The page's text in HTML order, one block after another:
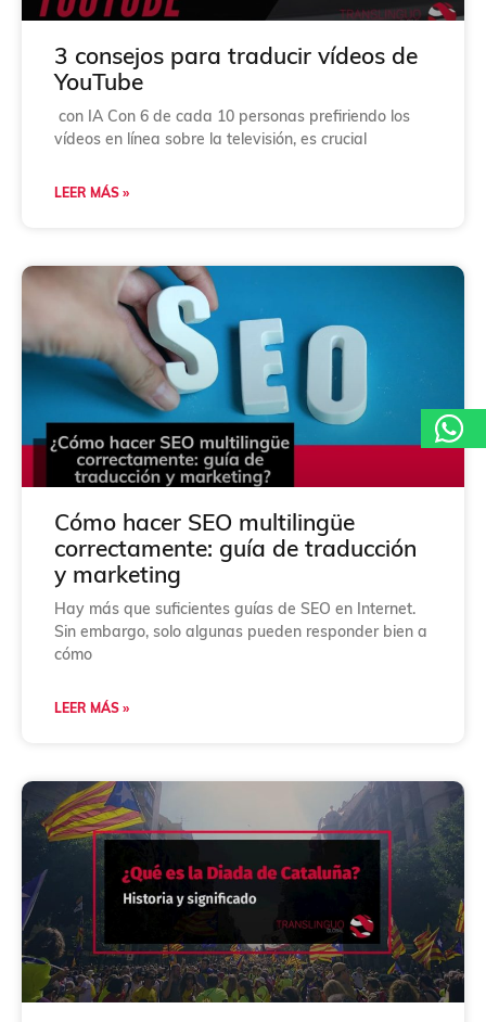
n
3 consejos para traducir vídeos de
YouTube
con IA Con 6 de cada 10 personas prefiriendo los
vídeos en línea sobre la televisión, es crucial
LEER MÁS »
Cómo hacer SEO multilingüe
correctamente: guía de traducción
y marketing
Hay más que suficientes guías de SEO en Internet.
Sin embargo, solo algunas pueden responder bien a
cómo
LEER MÁS »